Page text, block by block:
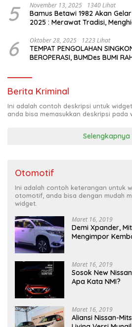
5 November 13, 2025 1340 Lihat
Bamus Betawi 1982 Akan
2025 : Merawat Tradisi,
6 Oktober 28, 2025 1223 Lihat
TEMPAT PENGOLAHAN
BEROPERASI, BUMDes BUMI
Berita Kriminal
Ini adalah contoh deskripsi untuk
anda bisa memasukkan deskripsi pada
Selengkapnya
Otomotif
Ini adalah contoh keterangan untuk
otomotif, anda bisa dengan mudah
widget.
Maret 16, 2019
Demi Xpander,
Mengimpor
Maret 16, 2019
Sosok New
Apa Kata NMI?
Maret 16, 2019
Aliansi Nissan-